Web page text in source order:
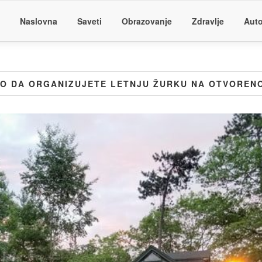
Naslovna Saveti Obrazovanje Zdravlje
DA ORGANIZUJETE LETNJU ŽURKU NA